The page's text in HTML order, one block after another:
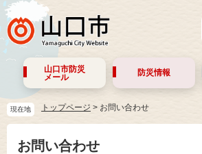
山口市防災
メール
防災情報
現在地 トップページ > お問い合わせ
お問い合わせ